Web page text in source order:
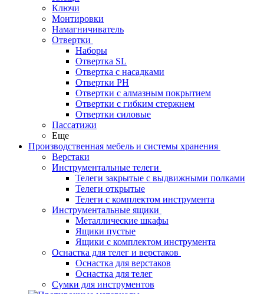
Ключи
Монтировки
Намагничиватель
Отвертки
Наборы
Отвертка SL
Отвертка с насадками
Отвертки PH
Отвертки с алмазным покрытием
Отвертки с гибким стержнем
Отвертки силовые
Пассатижи
Еще
Производственная мебель и системы хранения
Верстаки
Инструментальные телеги
Телеги закрытые с выдвижными полками
Телеги открытые
Телеги с комплектом инструмента
Инструментальные ящики
Металлические шкафы
Ящики пустые
Ящики с комплектом инструмента
Оснастка для телег и верстаков
Оснастка для верстаков
Оснастка для телег
Сумки для инструментов